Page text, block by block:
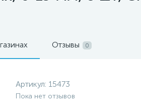
Отзывы 0
Артикул: 15473
Пока нет отзывов